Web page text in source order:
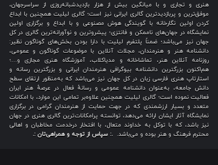
هنری و تجاری و با میانگین بیش از هزار بازدیدشبانه‌روزی از سراسرجهان،
موفق‌ترین و پربازدیدترین گالری ایرانی نیز است؛ گالری لیلیت همچنین با ابداع
کردن اولین نگارخانه با گویندگی هوش مصنوعی و با ابداع و برگزاری اولین
نمایشگاه در جهان‌های ناممکن و فانتزی؛ پیشروترین و نوآورانه‌ترین گالری در کل
جهان نیز می‌باشد؛ ضمناً پلتفرم لیلیت با دارا بودن بخش‌های گوناگون نظیر:
دانشنامه هنر و هنرمندان، مجلات آنلاین با موضوعات گوناگون و عمومی،
روزنامه آنلاین هنر، تماشاخانه و مدیاکلاب، آموزشگاه هنری مجازی و…؛
هم‌اکنون بزرگترین دانشنامه بیوگرافی هنرمندان ایرانی و بزرگترین رسانه و
استارتاپ هنری فارسی زبان در کل جهان نیز می‌باشد که به‌منظور ارتقای سطح
دانش جامعه، به‌عنوان دانشنامه عمومی و رسانهٔ فعال در عرصهٔ هنر ایران
فعالیت نموده است؛ گالری لیلیت همچنین علاوه‌بر تمامی این موارد، با امکانات
متعدد و بسیار ارزشمندی که در جهت حمایت از هنرمندان گرامی در برگزاری
نمایشگاه آثار ایشان ارائه می‌دهد، توانسته پرامکانات‌ترین گالری هنری در جهان
نیز باشد، که با توکل به خداوند متعال، با افتخار درخدمت مخاطبان و اهالی
محترم فرهنگ و هنر بوده و می‌باشد. .: سپاس از توجه و همراهی‌تان :.